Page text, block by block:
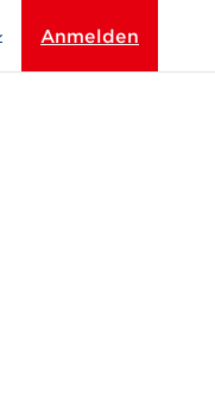
Anmelden